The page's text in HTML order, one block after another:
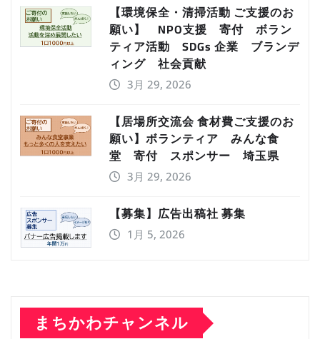
【環境保全・清掃活動 ご支援のお
願い】 NPO支援 寄付 ボラン
ティア活動 SDGs 企業 ブランデ
ィング 社会貢献
3月 29, 2026
【居場所交流会 食材費ご支援のお
願い】ボランティア みんな食
堂 寄付 スポンサー 埼玉県
3月 29, 2026
【募集】広告出稿社 募集
1月 5, 2026
まちかわチャンネル